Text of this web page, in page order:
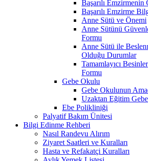
Başarılı Emzirmenin
Başarılı Emzirme
Anne Sütü ve Önemi
Anne Sütünü
Formu
Anne Sütü ile
Olduğu Durumlar
Tamamlayıcı
Formu
Gebe Okulu
Gebe Okulunun
Uzaktan Eğitim
Ebe Polikliniği
Palyatif Bakım Ünitesi
Bilgi Edinme Rehberi
Nasıl Randevu Alırım
Ziyaret Saatleri ve Kuralları
Hasta ve Refakatçi Kuralları